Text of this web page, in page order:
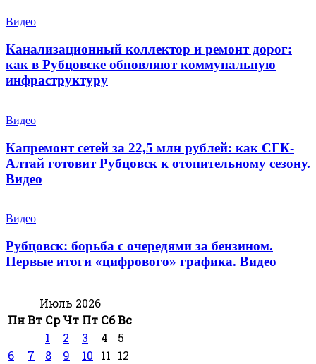
Видео
Канализационный коллектор и ремонт дорог:
как в Рубцовске обновляют коммунальную
инфраструктуру
Видео
Капремонт сетей за 22,5 млн рублей: как СГК-
Алтай готовит Рубцовск к отопительному сезону.
Видео
Видео
Рубцовск: борьба с очередями за бензином.
Первые итоги «цифрового» графика. Видео
Июль 2026
ПнВт Ср Чт Пт СбВс
1
2 3 4
5
6
7 8 9 10 11
12